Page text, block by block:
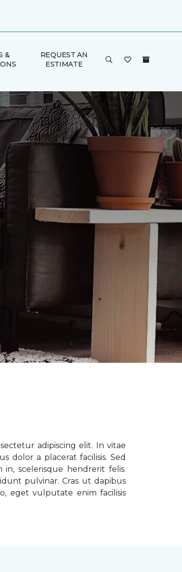
&
REQUEST AN
ESTIMATE
adipiscing elit. In vitae
dolor a placerat facilisis. Sed
scelerisque hendrerit felis.
pulvinar. Cras ut dapibus
eget vulputate enim facilisis